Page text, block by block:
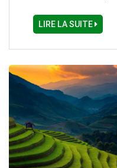
Marchés hebdomadaire -
Xin man, Si Ma cai - Hoang
Ban Gioc ......)
LIRE LA SUITE